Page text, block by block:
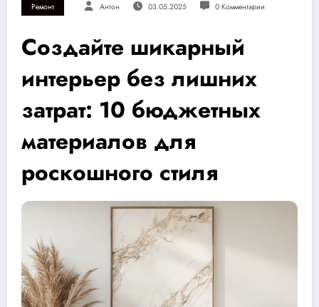
Ремонт Антон 03.05.2025 0 Комментарии
Создайте шикарный
интерьер без лишних
затрат: 10 бюджетных
материалов для
роскошного стиля